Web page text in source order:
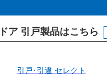
ア 引戸製品はこちら
引戸･引違 セレクト